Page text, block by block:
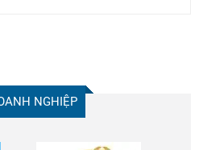
NGHIỆP